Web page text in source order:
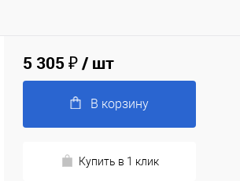
5 305 ₽/ шт
В корзину
Купить в 1 клик